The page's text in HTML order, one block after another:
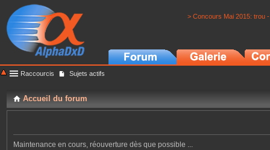
> Concours Mai 2015: trou
Raccourcis Sujets actifs
Accueil du forum
Maintenance en cours, réouverture dès que possible ...